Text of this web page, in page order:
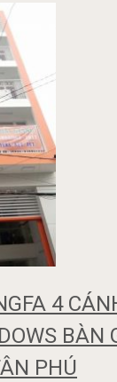
4
BÀN
PHÚ